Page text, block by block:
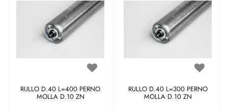
RULLO D.40 L=400 PERNO
MOLLA D.10 ZN
RULLO D.40 L=300 PERNO
MOLLA D.10 ZN